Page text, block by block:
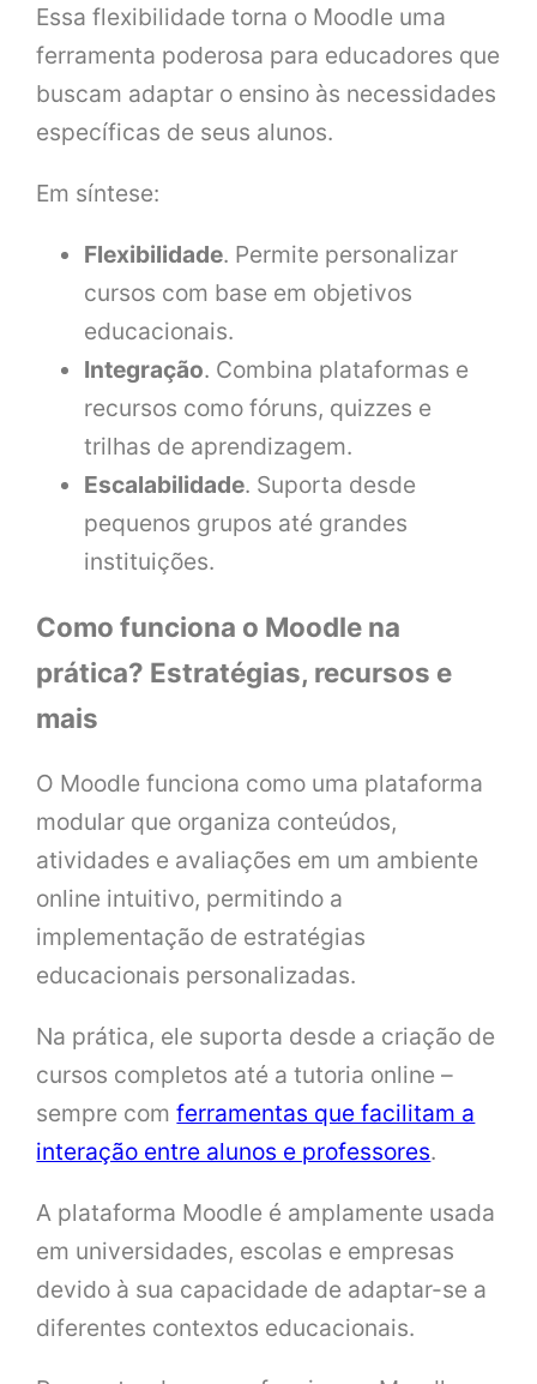
Essa flexibilidade torna o Moodle uma
ferramenta poderosa para educadores que
buscam adaptar o ensino às necessidades
específicas de seus alunos.
Em síntese:
Flexibilidade. Permite personalizar
cursos com base em objetivos
educacionais.
Integração. Combina plataformas e
recursos como fóruns, quizzes e
trilhas de aprendizagem.
Escalabilidade. Suporta desde
pequenos grupos até grandes
instituições.
Como funciona o Moodle na
prática? Estratégias, recursos e
mais
O Moodle funciona como uma plataforma
modular que organiza conteúdos,
atividades e avaliações em um ambiente
online intuitivo, permitindo a
implementação de estratégias
educacionais personalizadas.
Na prática, ele suporta desde a criação de
cursos completos até a tutoria online –
sempre comferramentas que facilitam a
interação entre alunos e professores.
A plataforma Moodle é amplamente usada
em universidades, escolas e empresas
devido à sua capacidade de adaptar-se a
diferentes contextos educacionais.